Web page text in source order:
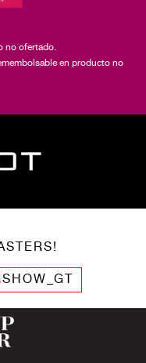
no ofertado.
en producto no
SHOW_GT